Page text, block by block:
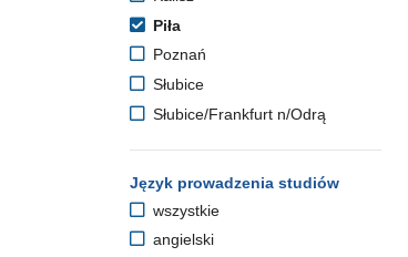
Piła
Poznań
Słubice
Słubice/Frankfurt n/Odrą
Język prowadzenia studiów
wszystkie
angielski